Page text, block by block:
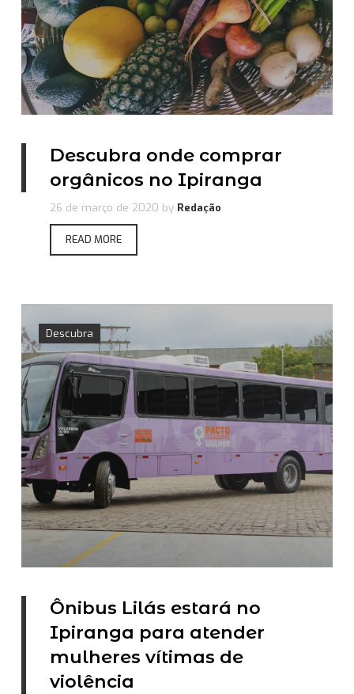
Descubra onde comprar
orgânicos no Ipiranga
26 de março de 2020 by Redação
READ MORE
Descubra
Ônibus Lilás estará no
Ipiranga para atender
mulheres vítimas de
violência